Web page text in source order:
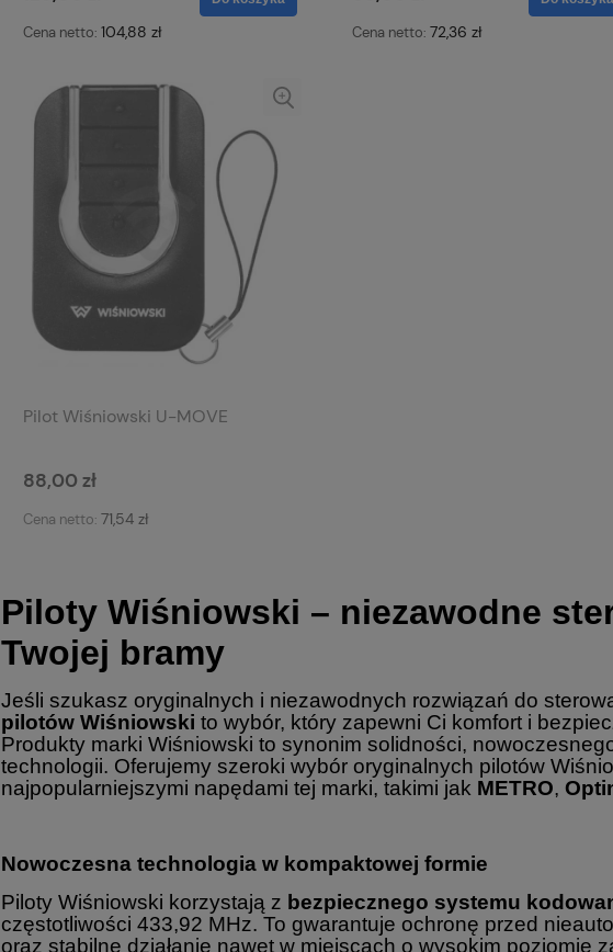
Cena netto: 104,88 zł Cena netto: 72,36 zł
Pilot Wiśniowski U-MOVE
88,00 zł
Cena netto: 71,54 zł
Piloty Wiśniowski – niezawodne
Twojej bramy
Jeśli szukasz oryginalnych i niezawodnych rozwiązań do
pilotów Wiśniowski to wybór, który zapewni Ci komfort i
Produkty marki Wiśniowski to synonim solidności,
technologii. Oferujemy szeroki wybór oryginalnych pilotów
najpopularniejszymi napędami tej marki, takimi jak METRO,
Nowoczesna technologia w kompaktowej formie
Piloty Wiśniowski korzystają z bezpiecznego systemu
częstotliwości 433,92 MHz. To gwarantuje ochronę przed
oraz stabilne działanie nawet w miejscach o wysokim poziomie